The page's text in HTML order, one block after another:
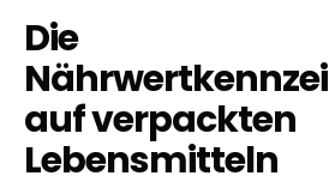
Die
auf verpackten
Lebensmitteln